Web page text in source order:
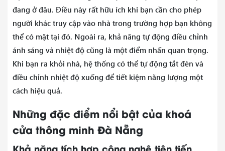
đang ở đâu. Điều này rất hữu ích khi bạn cần cho phép
người khác truy cập vào nhà trong trường hợp bạn không
thể có mặt tại đó. Ngoài ra, khả năng tự động điều chỉnh
ánh sáng và nhiệt độ cũng là một điểm nhấn quan trọng.
Khi bạn ra khỏi nhà, hệ thống có thể tự động tắt đèn và
điều chỉnh nhiệt độ xuống để tiết kiệm năng lượng một
cách hiệu quả.
Những đặc điểm nổi bật của khoá
cửa thông minh Đà Nẵng